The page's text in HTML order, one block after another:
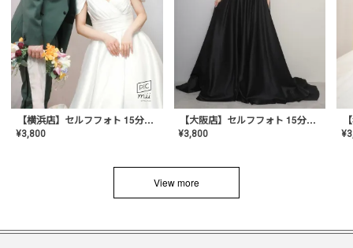
【横浜店】セルフフォト 15分撮り放題プラン
¥3,800
【大阪店】セルフフォト 15分撮り放題プラン
¥3,800 ¥
View more